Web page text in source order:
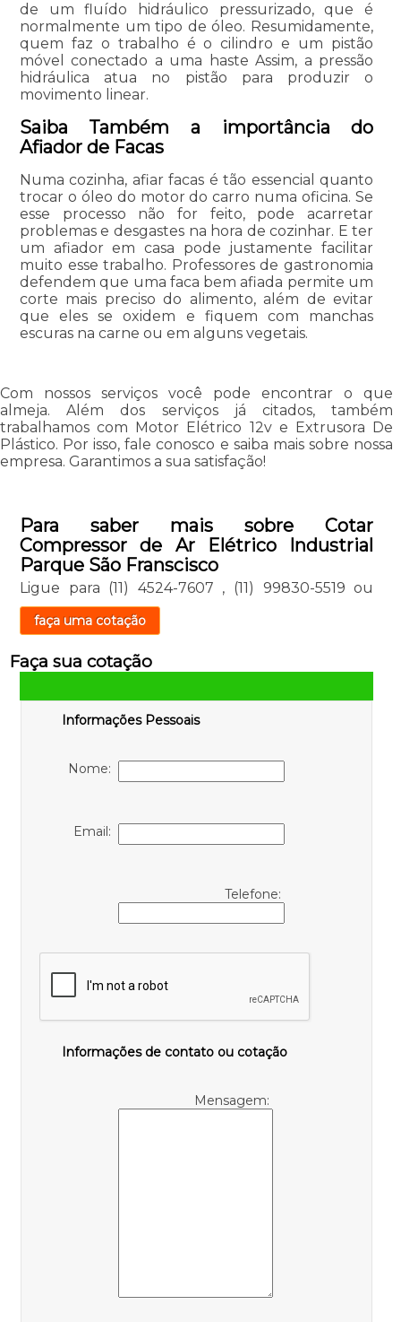
de um fluído hidráulico pressurizado, que é
normalmente um tipo de óleo. Resumidamente,
quem faz o trabalho é o cilindro e um pistão
móvel conectado a uma haste Assim, a pressão
hidráulica atua no pistão para produzir o
movimento linear.
Saiba Também a importância do
Afiador de Facas
Numa cozinha, afiar facas é tão essencial quanto
trocar o óleo do motor do carro numa oficina. Se
esse processo não for feito, pode acarretar
problemas e desgastes na hora de cozinhar. E ter
um afiador em casa pode justamente facilitar
muito esse trabalho. Professores de gastronomia
defendem que uma faca bem afiada permite um
corte mais preciso do alimento, além de evitar
que eles se oxidem e fiquem com manchas
escuras na carne ou em alguns vegetais.
Com nossos serviços você pode encontrar o que
almeja. Além dos serviços já citados, também
trabalhamos com Motor Elétrico 12v e Extrusora De
Plástico. Por isso, fale conosco e saiba mais sobre nossa
empresa. Garantimos a sua satisfação!
Para saber mais sobre Cotar
Compressor de Ar Elétrico Industrial
Parque São Franscisco
Ligue para (11) 4524-7607 , (11) 99830-5519 ou
faça uma cotação
Faça sua cotação
Informações Pessoais
Nome:
Email:
Telefone:
Informações de contato ou cotação
Mensagem: